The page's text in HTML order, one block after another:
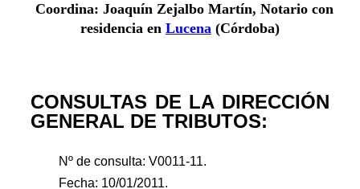
Coordina: Joaquín Zejalbo Martín, Notario con
residencia en Lucena (Córdoba)
CONSULTAS DE LA DIRECCIÓN
GENERAL DE TRIBUTOS:
Nº de consulta: V0011-11.
Fecha: 10/01/2011.